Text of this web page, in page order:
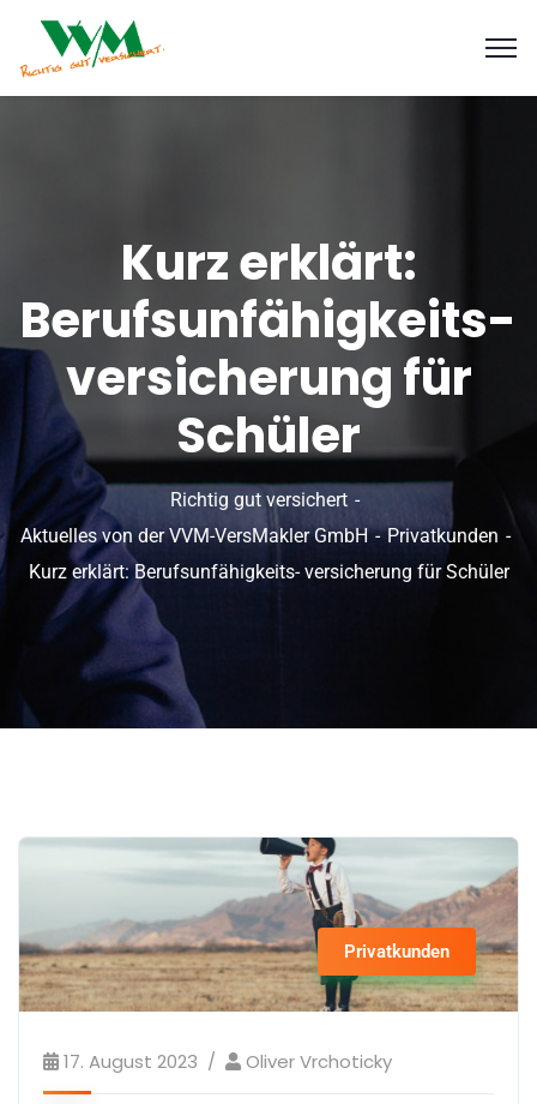
Kurz erklärt:
Berufsunfähigkeits-
versicherung für
Schüler
Richtig gut versichert
Aktuelles von der VVM-VersMakler GmbH
Privatkunden
Kurz erklärt: Berufsunfähigkeits- versicherung für Schüler
Privatkunden
17. August 2023 Oliver Vrchoticky